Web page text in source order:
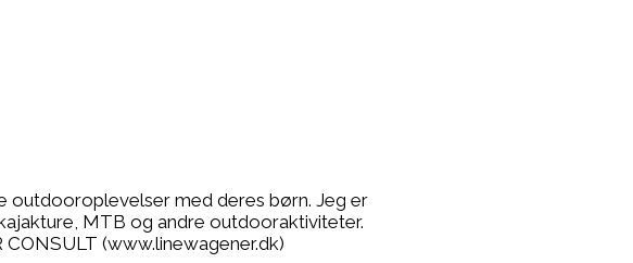
outdooroplevelser med deres børn. Jeg er
MTB og andre outdooraktiviteter.
(www.linewagener.dk)